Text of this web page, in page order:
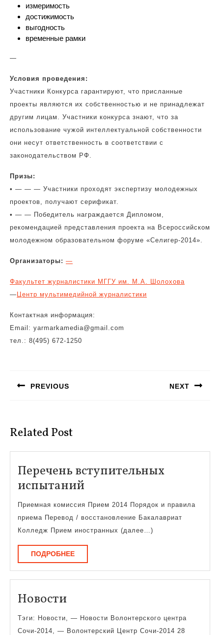
измеримость
достижимость
выгодность
временные рамки
—
Условия проведения:
Участники Конкурса гарантируют, что присланные
проекты являются их собственностью и не принадлежат
другим лицам. Участники конкурса знают, что за
использование чужой интеллектуальной собственности
они несут ответственность в соответствии с
законодательством РФ.
Призы:
• — — — Участники проходят экспертизу молодежных
проектов, получают серификат.
• — — Победитель награждается Дипломом,
рекомендацией представления проекта на Всероссийском
молодежном образовательном форуме «Селигер-2014».
Организаторы: —
Факультет журналистики МГГУ им. М.А. Шолохова
— Центр мультимедийной журналистики
Контактная информация:
Email: yarmarkamedia@gmail.com
тел.: 8(495) 672-1250
записям
PREVIOUS NEXT
Related Post
Перечень вступительных
испытаний
вступительных
испытаний
Приемная комиссия Прием 2014 Порядок и правила
приема Перевод / восстановление Бакалавриат
Колледж Прием иностранных (далее…)
ПОДРОБНЕЕПОДРОБНЕЕ
Новости
Тэги: Новости, — Новости Волонтерского центра
Сочи-2014, — Волонтерский Центр Сочи-2014 28